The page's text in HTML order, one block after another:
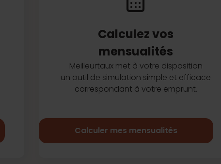
Calculez vos
mensualités
Meilleurtaux met à votre disposition
un outil de simulation simple et efficace
correspondant à votre emprunt.
Calculer mes mensualités